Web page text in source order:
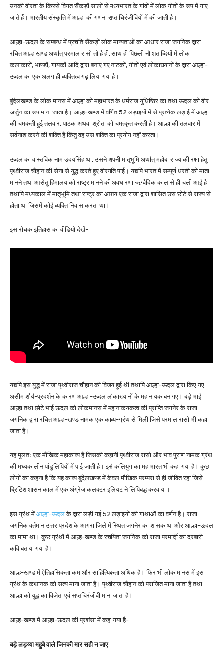
उनकी वीरता के किस्से विगत सैंकड़ों सालों से मध्यभारत के गांवों में लोक गीतों के रूप में गाए
जाते हैं। भारतीय संस्कृति में आल्हा की गणना सप्त चिरंजीवियों में की जाती है।
आल्हा-ऊदल के सम्बन्ध में प्रचति सैंकड़ों लोक मान्यताओं का आधार राजा जगनिक द्वारा
रचित आल्ह खण्ड अर्थात् परमाल रासो तो है ही, साथ ही पिछली नौ शताब्दियों में लोक
कलाकारों, भाण्डों, गायकों आदि द्वारा बनाए गए नाटकों, गीतों एवं लोकाख्यानों के द्वारा आल्हा-
ऊदल का एक अलग ही व्यक्तित्व गढ़ लिया गया है।
बुंदेलखण्ड के लोक मानस में आल्हा को महाभारत के धर्मराज युधिष्ठिर का तथा ऊदल को वीर
अर्जुन का रूप माना जाता है। आल्ह-खण्ड में वर्णित 52 लड़ाइयों में से प्रत्येक लड़ाई में आल्हा
की चमकती हुई तलवार, पाठक अथवा श्रोता को चमत्कृत करती है। आल्हा की तलवार में
सर्वनाश करने की शक्ति है किंतु वह उस शक्ति का प्रयोग नहीं करता।
ऊदल का वास्तविक नाम उदयसिंह था, उसने अपनी मातृभूमि अर्थात् महोबा राज्य की रक्षा हेतु
पृथ्वीराज चौहान की सेना से युद्ध करते हुए वीरगति पाई। यद्यपि भारत में सम्पूर्ण धरती को माता
मानने तथा आसेतु हिमालय को राष्ट्र मानने की अवधारणा ऋग्वैदिक काल से ही चली आई है
तथापि मध्यकाल में मातृभूमि तथा राष्ट्र का आशय एक राजा द्वारा शासित उस छोटे से राज्य से
होता था जिसमें कोई व्यक्ति निवास करता था।
इस रोचक इतिहास का वीडियो देखें-
यद्यपि इस युद्ध में राजा पृथ्वीराज चौहान की विजय हुई थी तथापि आल्हा-ऊदल द्वारा किए गए
असीम शौर्य-प्रदर्शन के कारण आल्हा-ऊदल लोकाख्यानों के महानायक बन गए। बड़े भाई
आल्हा तथा छोटे भाई ऊदल को लोकमानस में महानाकयकत्व की प्राप्ति जगनेर के राजा
जगनिक द्वारा रचित आल्ह-खण्ड नामक एक काव्य-ग्रंथ से मिली जिसे परमाल रासो भी कहा
जाता है।
यह मूलतः एक मौखिक महाकाव्य है जिसकी कहानी पृथ्वीराज रासो और भाव पुराण नामक ग्रंथ
की मध्यकालीन पांडुलिपियों में पाई जाती है। इसे कलियुग का महाभारत भी कहा गया है। कुछ
लोगों का कहना है कि यह काव्य बुंदेलखण्ड में केवल मौखिक परम्परा से ही जीवित रहा जिसे
ब्रिटिश शासन काल में एक अंग्रेज कलक्टर इलियट ने लिपिबद्ध करवाया।
इस ग्रंथ में आल्हा-ऊदलके द्वारा लड़ी गई 52 लड़ाइयों की गाथाओं का वर्णन है। राजा
जगनिक वर्तमान उत्तर प्रदेश के आगरा जिले में स्थित जगनेर का शासक था और आल्हा-ऊदल
का मामा था। कुछ ग्रंथों में आल्ह-खण्ड के रचयिता जगनिक को राजा परमार्दी का दरबारी
कवि बताया गया है।
आल्ह-खण्ड में ऐतिहासिकता कम और साहित्यिकता अधिक है। फिर भी लोक मानस में इस
ग्रंथ के कथानक को सत्य माना जाता है। पृथ्वीराज चौहान को पराजित माना जाता है तथा
आल्हा को युद्ध का विजेता एवं सप्तचिरंजीवी माना जाता है।
आल्ह-खण्ड में आल्हा-ऊदल की प्रशंसा में कहा गया है-
बड़े लड़य्या महुबे वाले जिनकी मार सही न जाए